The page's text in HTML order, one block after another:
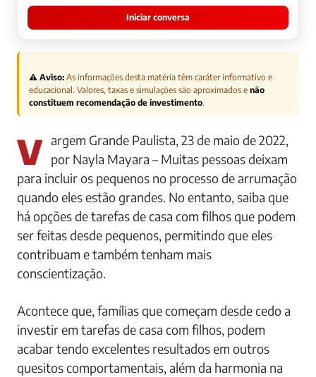
Iniciar conversa
⚠️ Aviso: As informações desta matéria têm caráter informativo e
educacional. Valores, taxas e simulações são aproximados e não
constituem recomendação de investimento.
Vargem Grande Paulista, 23 de maio de 2022, por Nayla Mayara – Muitas pessoas deixam
para incluir os pequenos no processo de arrumação
quando eles estão grandes. No entanto, saiba que
há opções de tarefas de casa com filhos que podem
ser feitas desde pequenos, permitindo que eles
contribuam e também tenham mais
conscientização.
Acontece que, famílias que começam desde cedo a
investir em tarefas de casa com filhos, podem
acabar tendo excelentes resultados em outros
quesitos comportamentais, além da harmonia na